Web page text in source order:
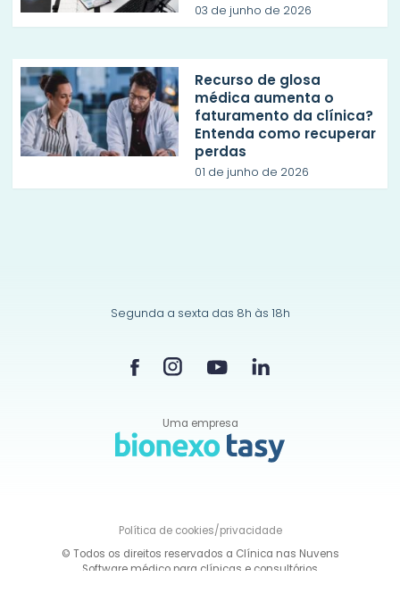
03 de junho de 2026
Recurso de glosa
médica aumenta o
faturamento da clínica?
Entenda como recuperar
perdas
01 de junho de 2026
Segunda a sexta das 8h às 18h
Uma empresa
Política decookies/privacidade
© Todos os direitos reservados a Clínica nas Nuvens
Software médico para clínicas e consultórios